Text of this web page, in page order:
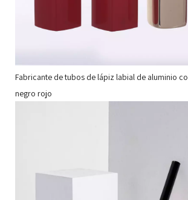
Fabricante de tubos de lápiz labial de aluminio
negro rojo